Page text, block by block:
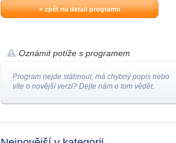
» zpět na detail programu
Oznámit potíže s programem
Program nejde stáhnout, má chybný popis nebo
víte o novější verzi? Dejte nám o tom vědět.